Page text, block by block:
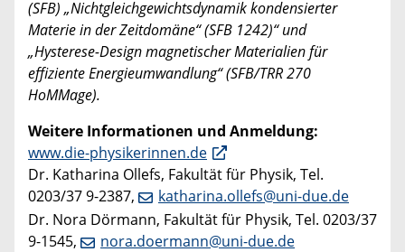
(SFB) „Nichtgleichgewichtsdynamik kondensierter
Materie in der Zeitdomäne“ (SFB 1242)“ und
„Hysterese-Design magnetischer Materialien für
effiziente Energieumwandlung“ (SFB/TRR 270
HoMMage).
Weitere Informationen und Anmeldung:
www.die-physikerinnen.de
Dr. Katharina Ollefs, Fakultät für Physik, Tel.
0203/37 9-2387,
katharina.ollefs@uni-due.de
Dr. Nora Dörmann, Fakultät für Physik, Tel. 0203/37
9-1545,
nora.doermann@uni-due.de